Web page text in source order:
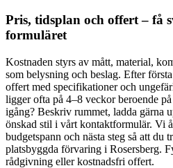
Pris, tidsplan och offert – få
formuläret
Kostnaden styrs av mått, material,
som belysning och beslag. Efter
offert med specifikationer och
ligger ofta på 4–8 veckor beroende
igång? Beskriv rummet, ladda gärna
önskad stil i vårt kontaktformulär. Vi
budgetspann och nästa steg så att du
platsbyggda förvaring i Rosersberg.
rådgivning eller kostnadsfri offert.